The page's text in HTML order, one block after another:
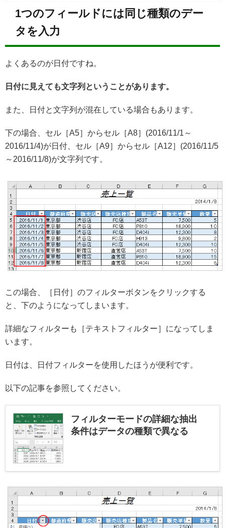
1つのフィールドには同じ種類のデー
タを入力
よくあるのが日付ですね。
日付に見えても文字列ということがあります。
また、日付と文字列が混在している場合もあります。
下の場合、セル［A5］からセル［A8］(2016/11/1～
2016/11/4)が日付、セル［A9］からセル［A12］(2016/11/5
～2016/11/8)が文字列です。
この場合、［日付］のフィルターボタンをクリックする
と、下のようになってしまいます。
詳細なフィルターも［テキストフィルター］になってしま
います。
日付は、日付フィルターを使用したほうが便利です。
以下の記事を参照してください。
フィルターモードの詳細な抽出
条件はデータの種類で異なる